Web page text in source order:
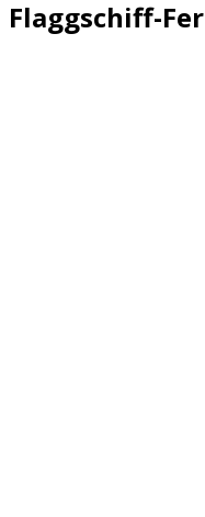
Flaggschiff-